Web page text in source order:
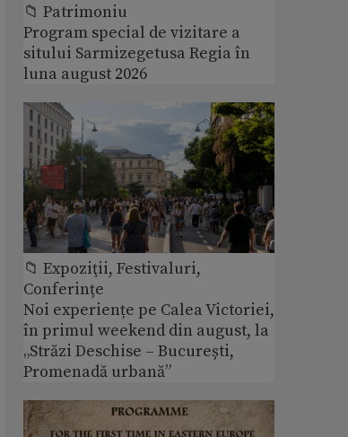
📁 Patrimoniu
Program special de vizitare a
sitului Sarmizegetusa Regia în
luna august 2026
📁 Expoziţii, Festivaluri,
Conferințe
Noi experiențe pe Calea Victoriei,
în primul weekend din august, la
„Străzi Deschise – București,
Promenadă urbană”